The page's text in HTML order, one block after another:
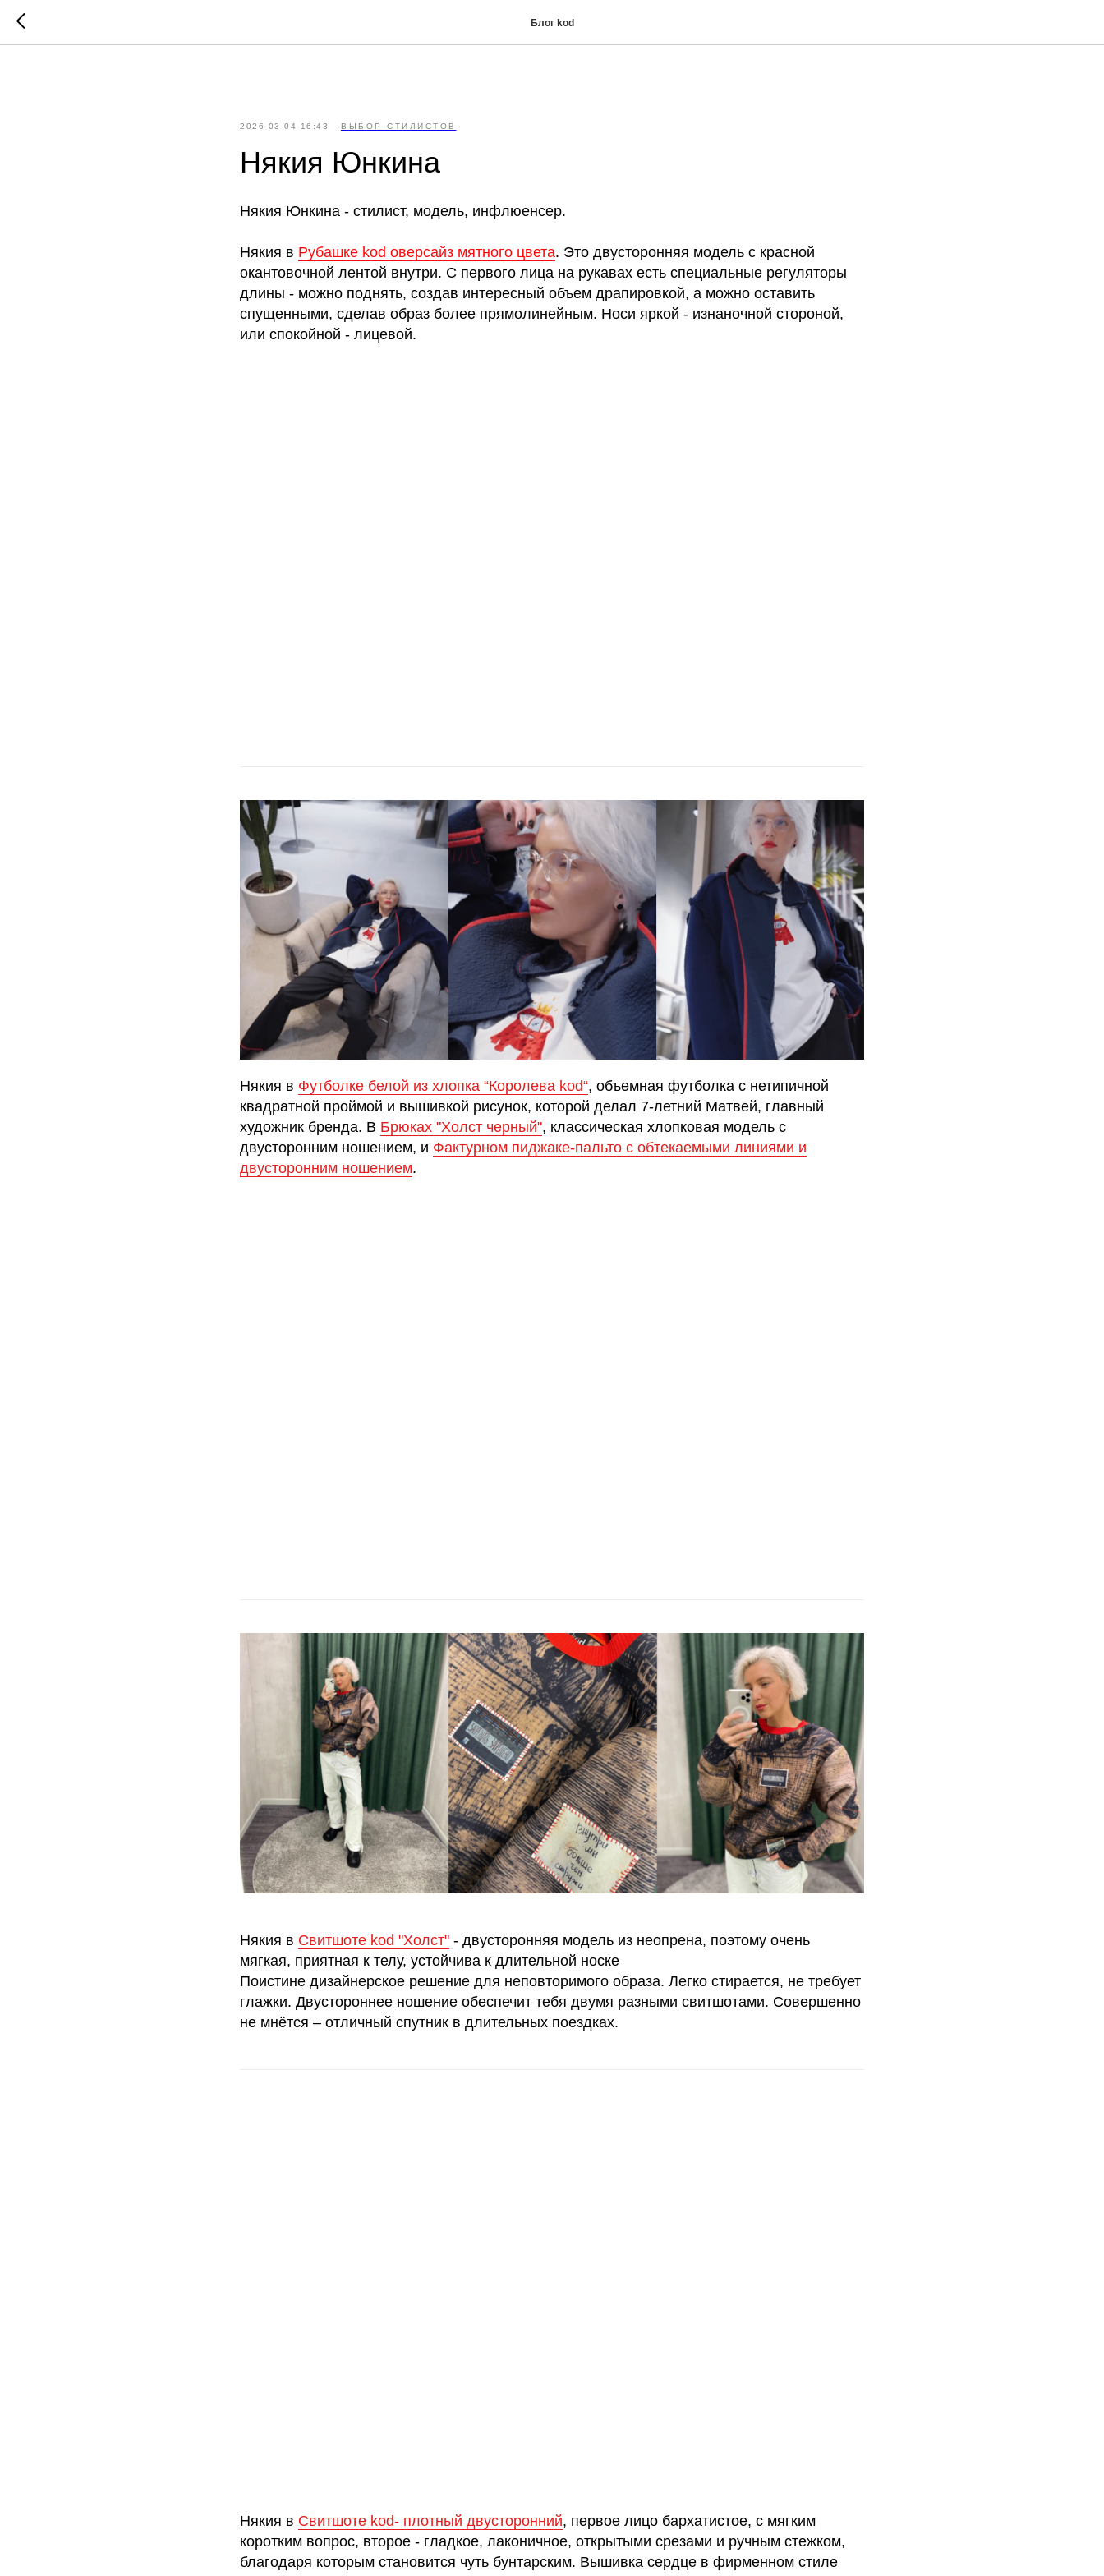
Блог kod
2026-03-04 16:43 ВЫБОР СТИЛИСТОВ
Някия Юнкина
Някия Юнкина - стилист, модель, инфлюенсер.
Някия в Рубашке kоd оверсайз мятного цвета. Это двусторонняя модель с красной
окантовочной лентой внутри. С первого лица на рукавах есть специальные регуляторы
длины - можно поднять, создав интересный объем драпировкой, а можно оставить
спущенными, сделав образ более прямолинейным. Носи яркой - изнаночной стороной,
или спокойной - лицевой.
Някия в Футболке белой из хлопка “Королева kod“, объемная футболка с нетипичной
квадратной проймой и вышивкой рисунок, которой делал 7-летний Матвей, главный
художник бренда. В Брюках "Холст черный", классическая хлопковая модель с
двусторонним ношением, и Фактурном пиджаке-пальто с обтекаемыми линиями и
двусторонним ношением.
Някия в Свитшоте kоd "Холст" - двусторонняя модель из неопрена, поэтому очень
мягкая, приятная к телу, устойчива к длительной носке
Поистине дизайнерское решение для неповторимого образа. Легко стирается, не требует
глажки. Двустороннее ношение обеспечит тебя двумя разными свитшотами. Совершенно
не мнётся ‒ отличный спутник в длительных поездках.
Някия в Свитшоте kоd- плотный двусторонний, первое лицо бархатистое, с мягким
коротким вопрос, второе - гладкое, лаконичное, открытыми срезами и ручным стежком,
благодаря которым становится чуть бунтарским. Вышивка сердце в фирменном стиле